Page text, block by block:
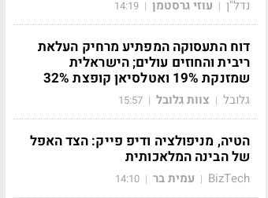
נדל"ן | עוזי גרסטמן |
14:19
דוח התעסוקה המפתיע מרחיק העלאת
ריבית והחוזים עולים; הישראלית
שמזנקת 19% ואטלסיאן קופצת 32%
גלובל | צוות גלובל |
15:57
הטיה, מניפולציה ודיפ פייק: הצד האפל
של הבינה המלאכותית
BizTech
| עמית בר |
14:10